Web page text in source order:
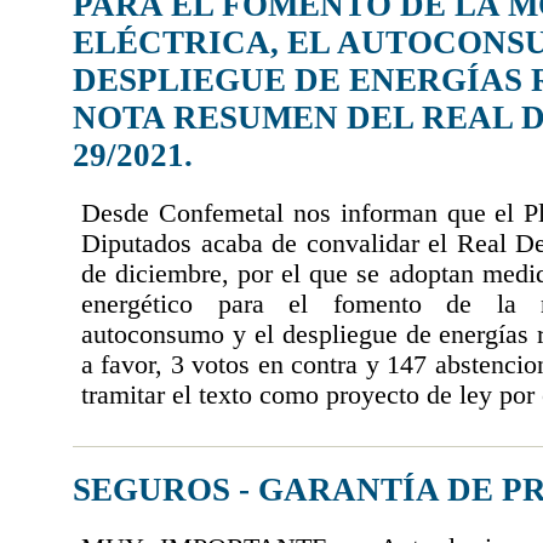
ELÉCTRICA, EL
DESPLIEGUE DE ENERGÍAS
NOTA RESUMEN DEL REAL
29/2021.
Desde Confemetal nos informan que el
Diputados acaba de convalidar el Real
de diciembre, por el que se adoptan
energético para el fomento de la
autoconsumo y el despliegue de energías
a favor, 3 votos en contra y 147
tramitar el texto como proyecto de ley
SEGUROS - GARANTÍA DE